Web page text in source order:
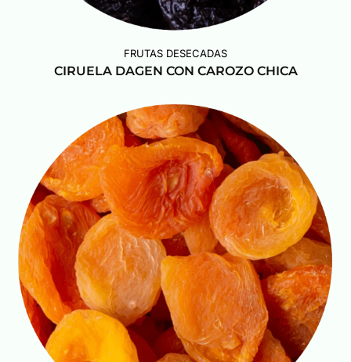
FRUTAS DESECADAS
CIRUELA DAGEN CON CAROZO CHICA